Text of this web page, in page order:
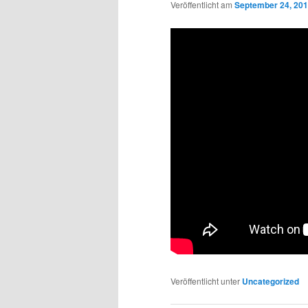
Veröffentlicht am September 24,
Veröffentlicht unter Uncategorized